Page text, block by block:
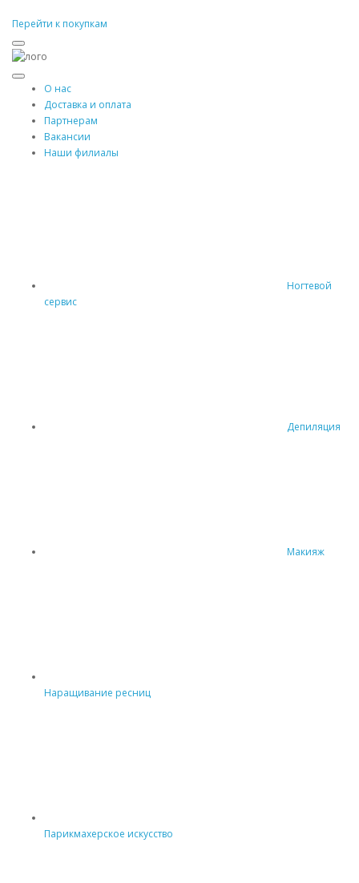
Перейти к покупкам
О нас
Доставка и оплата
Партнерам
Вакансии
Наши филиалы
Ногтевой
сервис
Депиляция
Макияж
Наращивание ресниц
Парикмахерское искусство